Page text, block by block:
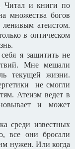
Читал и книги по
множества богов
атеистом.
в оптическом
я защитить не
Мне мешали
текущей жизни.
не смогли
Атеизм ведет в
и может
среди известных
все они бросали
нужен. Или когда